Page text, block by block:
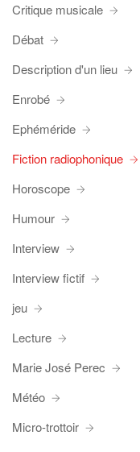
Critique musicale
Débat
Description d'un lieu
Enrobé
Ephéméride
Fiction radiophonique
Horoscope
Humour
Interview
Interview fictif
jeu
Lecture
Marie José Perec
Météo
Micro-trottoir